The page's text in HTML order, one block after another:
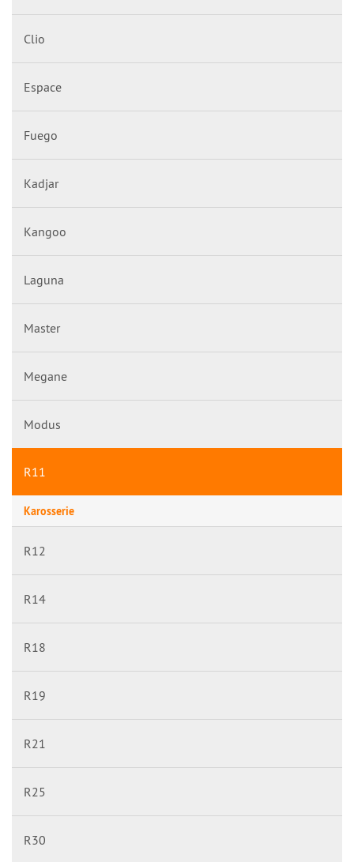
Clio
Espace
Fuego
Kadjar
Kangoo
Laguna
Master
Megane
Modus
R11
Karosserie
R12
R14
R18
R19
R21
R25
R30